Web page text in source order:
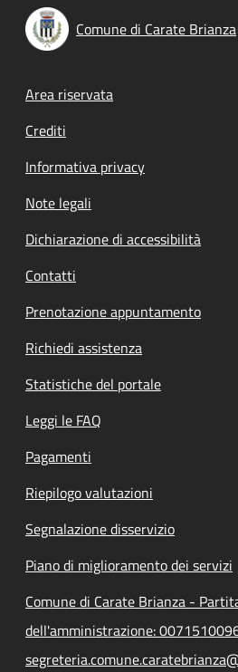
Comune di Carate Brianza
Footer menu
Area riservata
Crediti
Informativa privacy
Note legali
Dichiarazione di accessibilità
Contatti
Prenotazione appuntamento
Richiedi assistenza
Statistiche del portale
Leggi le FAQ
Pagamenti
Riepilogo valutazioni
Segnalazione disservizio
Piano di miglioramento dei servizi
Comune di Carate Brianza -
dell'amministrazione: